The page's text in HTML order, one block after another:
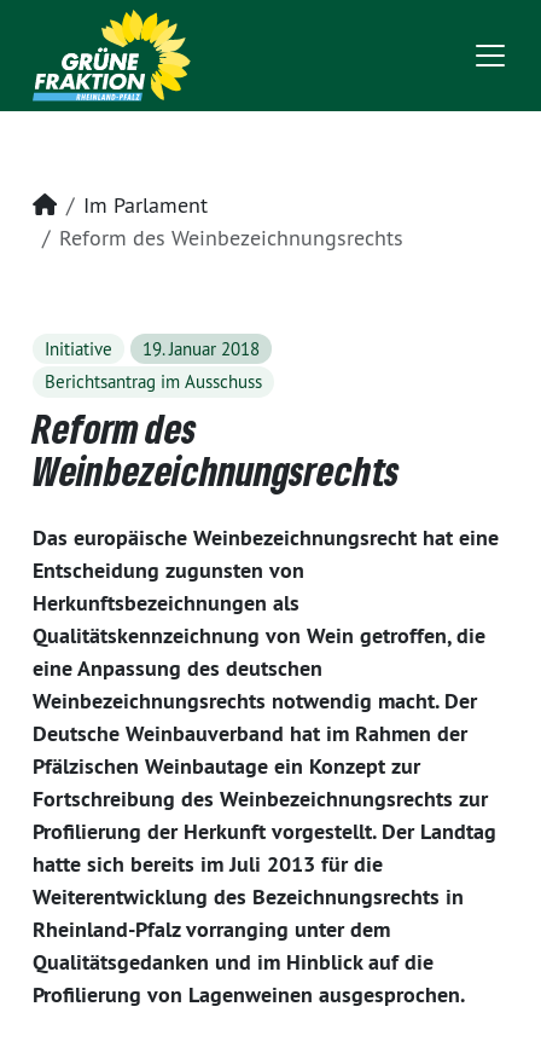
Startseite
Im Parlament
Reform des Weinbezeichnungsrechts
Initiative
19. Januar 2018
Berichtsantrag im Ausschuss
Reform des
Weinbezeichnungsrechts
Das europäische Weinbezeichnungsrecht hat eine
Entscheidung zugunsten von
Herkunftsbezeichnungen als
Qualitätskennzeichnung von Wein getroffen, die
eine Anpassung des deutschen
Weinbezeichnungsrechts notwendig macht. Der
Deutsche Weinbauverband hat im Rahmen der
Pfälzischen Weinbautage ein Konzept zur
Fortschreibung des Weinbezeichnungsrechts zur
Profilierung der Herkunft vorgestellt. Der Landtag
hatte sich bereits im Juli 2013 für die
Weiterentwicklung des Bezeichnungsrechts in
Rheinland-Pfalz vorranging unter dem
Qualitätsgedanken und im Hinblick auf die
Profilierung von Lagenweinen ausgesprochen.